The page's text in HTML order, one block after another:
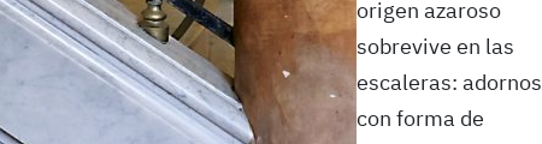
origen azaroso
sobrevive en las
escaleras: adornos
con forma de